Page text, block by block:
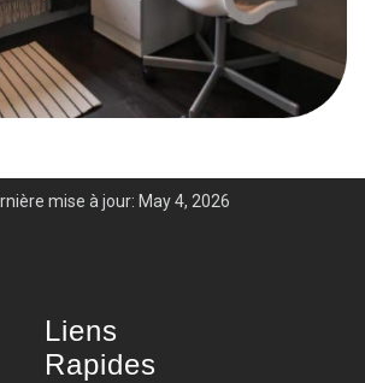
mise à jour: May 4, 2026
Liens
Rapides